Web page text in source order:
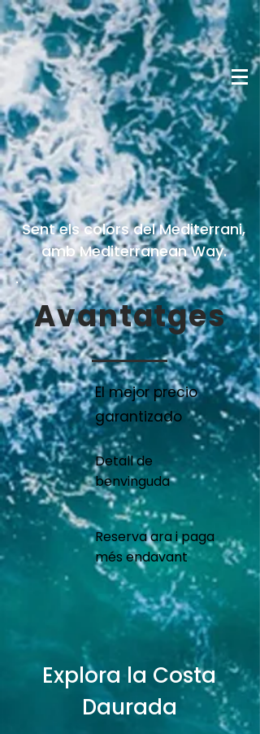
Sent els colors del Mediterrani,
amb Mediterranean Way.
Avantatges
El mejor precio
garantizado
Detall de
benvinguda
Reserva ara i paga
més endavant
Explora la Costa
Daurada